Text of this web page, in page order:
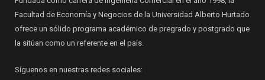
Facultad de Economía y Negocios de la Universidad Alberto Hurtado
ofrece un sólido programa académico de pregrado y postgrado que
la sitúan como un referente en el país.
Síguenos en nuestras redes sociales: